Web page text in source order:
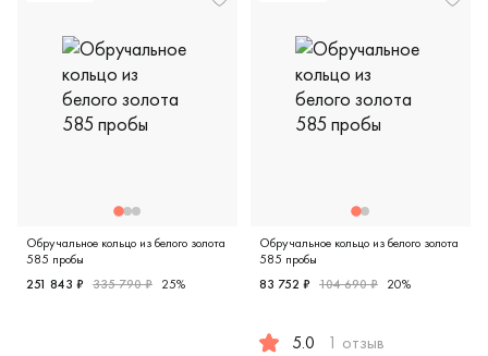
Обручальное кольцо из белого золота
585 пробы
Женские, белое золото 585 пробы, дизайнерская,
251 843 ₽ 335 790 ₽ 25%
Обручальное кольцо из белого золота
585 пробы
83 752 ₽ 104 690 ₽ 20%
5.0 1 отзыв